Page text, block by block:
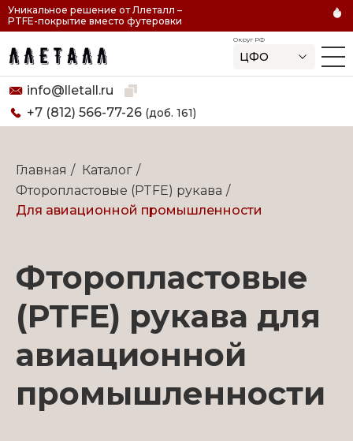
Уникальное решение от Ллеталл –
PTFE-покрытие вместо футеровки
Скопировано
info@lletall.ru
+7 (812) 566-77-26 (доб. 161)
ЦФО
Округ РФ
Главная / Каталог /
Фторопластовые (PTFE) рукава /
Для авиационной промышленности
Фторопластовые
(PTFE) рукава для
авиационной
промышленности